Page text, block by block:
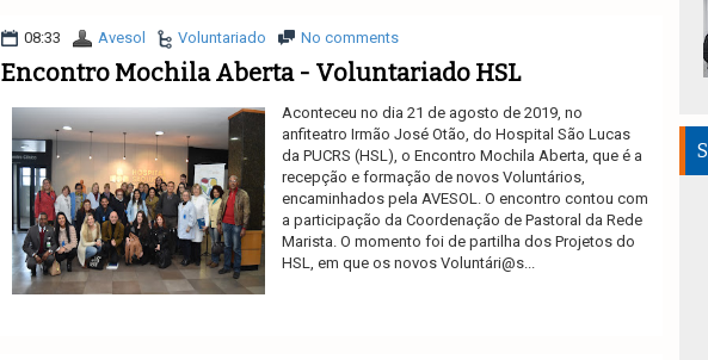
08:33 Avesol Voluntariado No comments
Encontro Mochila Aberta - Voluntariado HSL
Aconteceu no dia 21 de agosto de 2019, no
anfiteatro Irmão José Otão, do Hospital São Lucas
da PUCRS (HSL), o Encontro Mochila Aberta, que é a
recepção e formação de novos Voluntários,
encaminhados pela AVESOL. O encontro contou com
a participação da Coordenação de Pastoral da Rede
Marista. O momento foi de partilha dos Projetos do
HSL, em que os novos Voluntári@s...